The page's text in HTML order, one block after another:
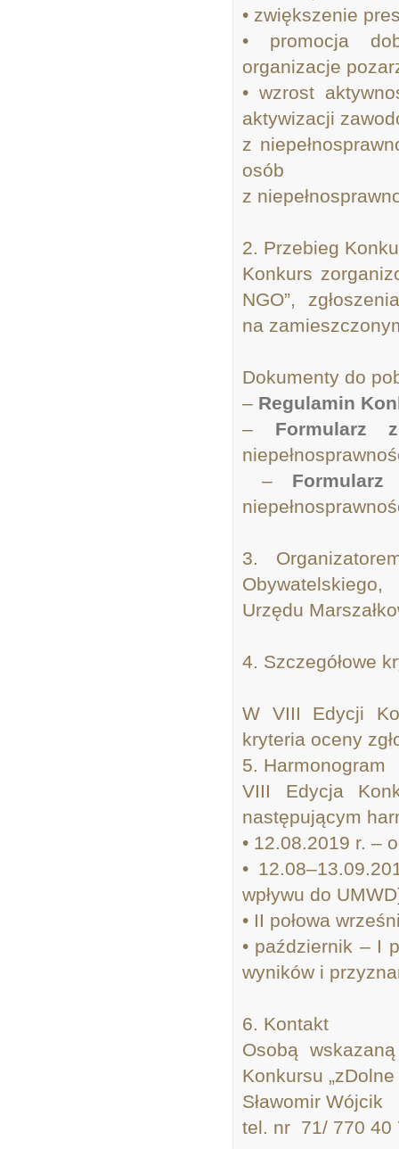
• zwiększenie
• promocja
organizacje
• wzrost
aktywizacji
z
osób
z
2. Przebieg
Konkurs
NGO”,
na
Dokumenty do
– Regulamin
– Formularz
– Formularz
3.
Urzędu
4. Szczegółowe
W VIII Edycji
kryteria oceny
5. Harmonogram
VIII Edycja
następującym
• 12.08.2019 r. –
•
wpływu do
• II połowa
• październik – I
wyników i
6. Kontakt
Osobą
Konkursu „zDolne
Sławomir Wójcik
tel. nr 71/ 770 40